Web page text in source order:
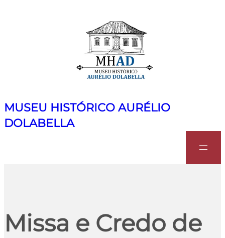
MUSEU HISTÓRICO AURÉLIO
DOLABELLA
Missa e Credo de